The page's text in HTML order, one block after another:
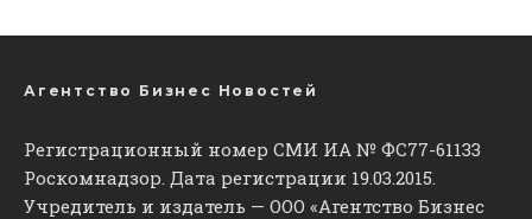
Агентство Бизнес Новостей
Регистрационный номер СМИ ИА № ФС77-61133
Роскомнадзор. Дата регистрации 19.03.2015.
Учредитель и издатель — ООО «Агентство Бизнес